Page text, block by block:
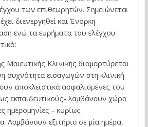
των επιθεωρητών. Σημειώνεται
διενεργηθεί και Ένορκη
ενώ τα ευρήματα του ελέγχου
Μαιευτικής Κλινικής διαμαρτύρεται
συχνότητα εισαγωγών στη κλινική
αποκλειστικά ασφαλισμένες του
εκπαιδευτικούς- λαμβάνουν χώρα
ημερομηνίες – κυρίως
Λαμβάνουν εξιτήριο σε μία ημέρα,